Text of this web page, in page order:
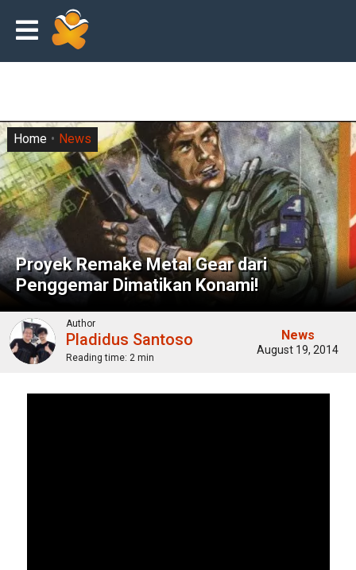
Proyek Remake Metal Gear dari
Penggemar Dimatikan Konami!
Home News
Author
Pladidus Santoso
Reading time: 2 min
News
August 19, 2014